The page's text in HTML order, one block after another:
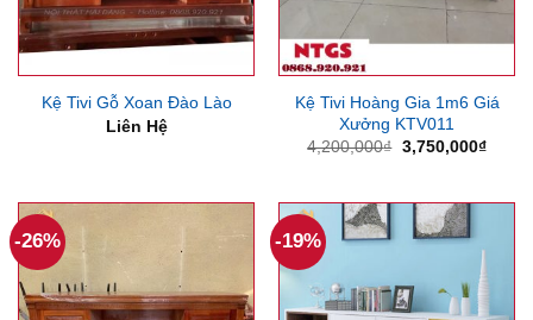
Kệ Tivi Gỗ Xoan Đào Lào
Liên Hệ
Kệ Tivi Hoàng Gia 1m6 Giá
Xưởng KTV011
4,200,000₫ Giá
3,750,000₫Giá
-26% -19%